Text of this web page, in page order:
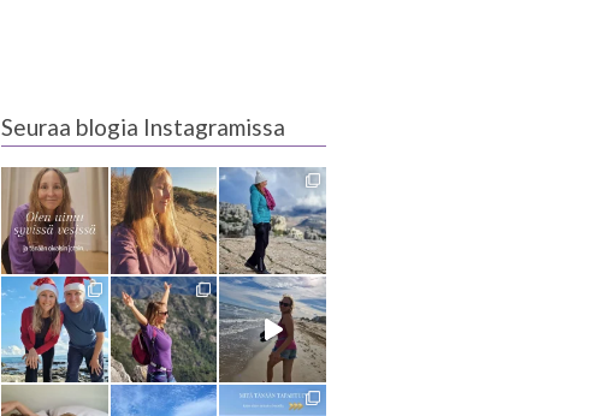
Seuraa blogia Instagramissa